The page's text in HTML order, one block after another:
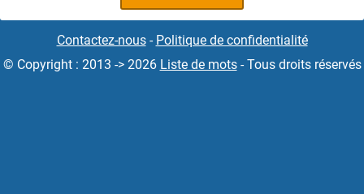
Contactez-nous- Politique de confidentialité
© Copyright : 2013 -> 2026 Liste de mots- Tous droits réservés